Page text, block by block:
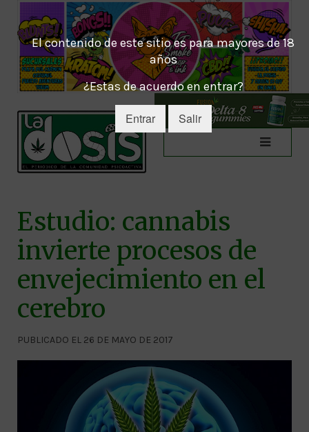
El contenido de este sitio es para mayores de 18
años
¿Estas de acuerdo en entrar?
Entrar Salir
Estudio: cannabis
invierte procesos de
envejecimiento en el
cerebro
PUBLICADO EL 26 DE MAYO DE 2017